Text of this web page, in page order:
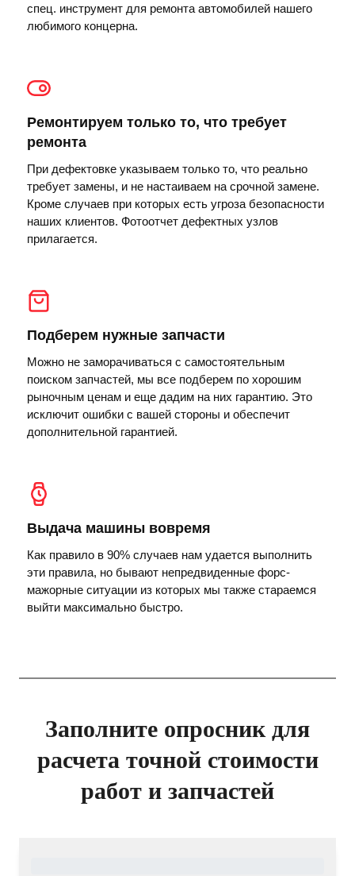
спец. инструмент для ремонта автомобилей нашего
любимого концерна.
Ремонтируем только то, что требует
ремонта
При дефектовке указываем только то, что реально
требует замены, и не настаиваем на срочной замене.
Кроме случаев при которых есть угроза безопасности
наших клиентов. Фотоотчет дефектных узлов
прилагается.
Подберем нужные запчасти
Можно не заморачиваться с самостоятельным
поиском запчастей, мы все подберем по хорошим
рыночным ценам и еще дадим на них гарантию. Это
исключит ошибки с вашей стороны и обеспечит
дополнительной гарантией.
Выдача машины вовремя
Как правило в 90% случаев нам удается выполнить
эти правила, но бывают непредвиденные форс-
мажорные ситуации из которых мы также стараемся
выйти максимально быстро.
Заполните опросник для
расчета точной стоимости
работ и запчастей